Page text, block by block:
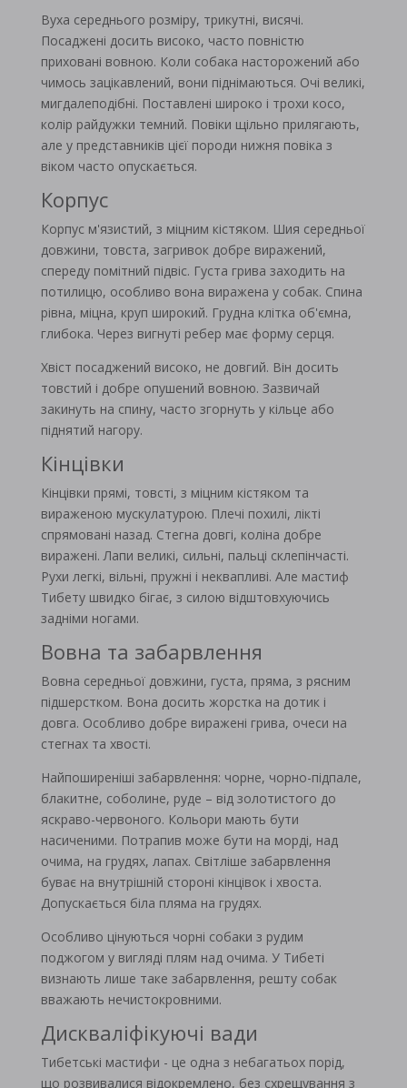
Вуха середнього розміру, трикутні, висячі.
Посаджені досить високо, часто повністю
приховані вовною. Коли собака насторожений або
чимось зацікавлений, вони піднімаються. Очі великі,
мигдалеподібні. Поставлені широко і трохи косо,
колір райдужки темний. Повіки щільно прилягають,
але у представників цієї породи нижня повіка з
віком часто опускається.
Корпус
Корпус м'язистий, з міцним кістяком. Шия середньої
довжини, товста, загривок добре виражений,
спереду помітний підвіс. Густа грива заходить на
потилицю, особливо вона виражена у собак. Спина
рівна, міцна, круп широкий. Грудна клітка об'ємна,
глибока. Через вигнуті ребер має форму серця.
Хвіст посаджений високо, не довгий. Він досить
товстий і добре опушений вовною. Зазвичай
закинуть на спину, часто згорнуть у кільце або
піднятий нагору.
Кінцівки
Кінцівки прямі, товсті, з міцним кістяком та
вираженою мускулатурою. Плечі похилі, лікті
спрямовані назад. Стегна довгі, коліна добре
виражені. Лапи великі, сильні, пальці склепінчасті.
Рухи легкі, вільні, пружні і неквапливі. Але мастиф
Тибету швидко бігає, з силою відштовхуючись
задніми ногами.
Вовна та забарвлення
Вовна середньої довжини, густа, пряма, з рясним
підшерстком. Вона досить жорстка на дотик і
довга. Особливо добре виражені грива, очеси на
стегнах та хвості.
Найпоширеніші забарвлення: чорне, чорно-підпале,
блакитне, соболине, руде – від золотистого до
яскраво-червоного. Кольори мають бути
насиченими. Потрапив може бути на морді, над
очима, на грудях, лапах. Світліше забарвлення
буває на внутрішній стороні кінцівок і хвоста.
Допускається біла пляма на грудях.
Особливо цінуються чорні собаки з рудим
поджогом у вигляді плям над очима. У Тибеті
визнають лише таке забарвлення, решту собак
вважають нечистокровними.
Дискваліфікуючі вади
Тибетські мастифи - це одна з небагатьох порід,
що розвивалися відокремлено, без схрещування з